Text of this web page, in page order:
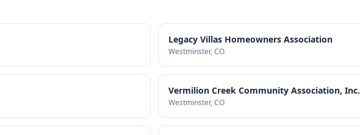
Legacy Villas Homeowners Association
Westminster, CO
Vermilion Creek Community Association, Inc.
Westminster, CO